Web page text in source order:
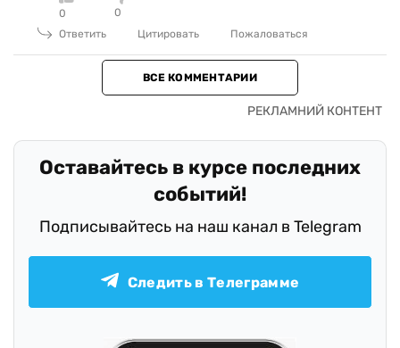
0
0
Ответить
Цитировать Пожаловаться
ВСЕ КОММЕНТАРИИ
Оставайтесь в курсе последних
событий!
Подписывайтесь на наш канал в Telegram
Следить в Телеграмме